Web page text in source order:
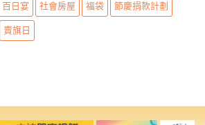
百日宴 社會房屋 福袋 節慶捐款計劃
賣旗日